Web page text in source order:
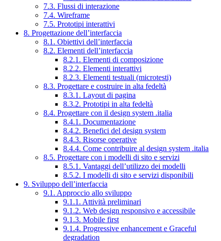
7.3. Flussi di interazione
7.4. Wireframe
7.5. Prototipi interattivi
8. Progettazione dell’interfaccia
8.1. Obiettivi dell’interfaccia
8.2. Elementi dell’interfaccia
8.2.1. Elementi di composizione
8.2.2. Elementi interattivi
8.2.3. Elementi testuali (microtesti)
8.3. Progettare e costruire in alta fedeltà
8.3.1. Layout di pagina
8.3.2. Prototipi in alta fedeltà
8.4. Progettare con il design system .italia
8.4.1. Documentazione
8.4.2. Benefici del design system
8.4.3. Risorse operative
8.4.4. Come contribuire al design system .italia
8.5. Progettare con i modelli di sito e servizi
8.5.1. Vantaggi dell’utilizzo dei modelli
8.5.2. I modelli di sito e servizi disponibili
9. Sviluppo dell’interfaccia
9.1. Approccio allo sviluppo
9.1.1. Attività preliminari
9.1.2. Web design responsivo e accessibile
9.1.3. Mobile first
9.1.4. Progressive enhancement e Graceful
degradation